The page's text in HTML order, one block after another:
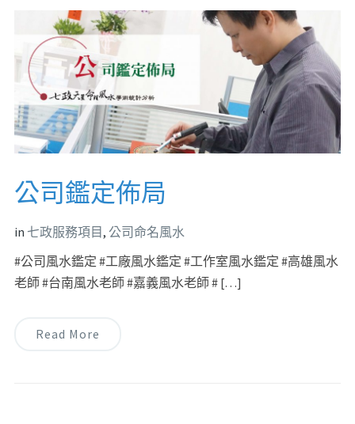
公司鑑定佈局
in 七政服務項目, 公司命名風水
#公司風水鑑定 #工廠風水鑑定 #工作室風水鑑定 #高雄風水
老師 #台南風水老師 #嘉義風水老師 # […]
Read More